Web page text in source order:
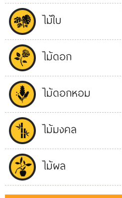
ไม้ใบ
ไม้ดอก
ไม้ดอกหอม
ไม้มงคล
ไม้ผล